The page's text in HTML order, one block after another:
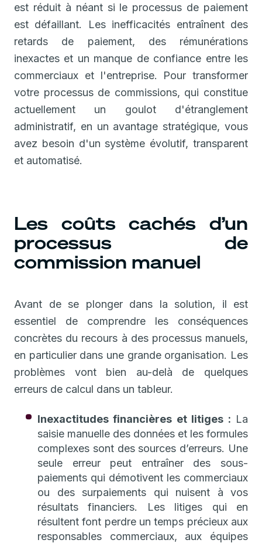
est réduit à néant si le processus de paiement
est défaillant. Les inefficacités entraînent des
retards de paiement, des rémunérations
inexactes et un manque de confiance entre les
commerciaux et l'entreprise. Pour transformer
votre processus de commissions, qui constitue
actuellement un goulot d'étranglement
administratif, en un avantage stratégique, vous
avez besoin d'un système évolutif, transparent
et automatisé.
Les coûts cachés d’un
processus de
commission manuel
Avant de se plonger dans la solution, il est
essentiel de comprendre les conséquences
concrètes du recours à des processus manuels,
en particulier dans une grande organisation. Les
problèmes vont bien au-delà de quelques
erreurs de calcul dans un tableur.
Inexactitudes financières et litiges : La
saisie manuelle des données et les formules
complexes sont des sources d’erreurs. Une
seule erreur peut entraîner des sous-
paiements qui démotivent les commerciaux
ou des surpaiements qui nuisent à vos
résultats financiers. Les litiges qui en
résultent font perdre un temps précieux aux
responsables commerciaux, aux équipes